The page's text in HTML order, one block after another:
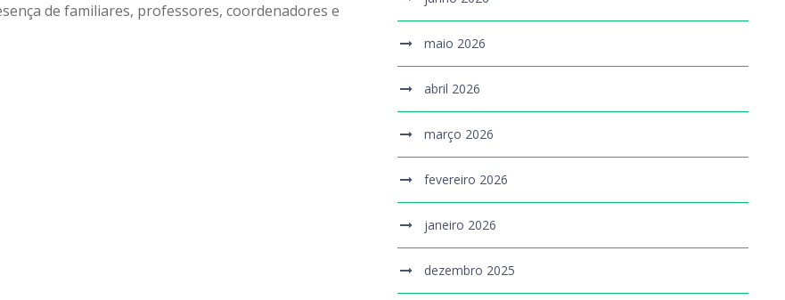
de familiares, professores, coordenadores e
maio 2026
abril 2026
março 2026
fevereiro 2026
janeiro 2026
dezembro 2025